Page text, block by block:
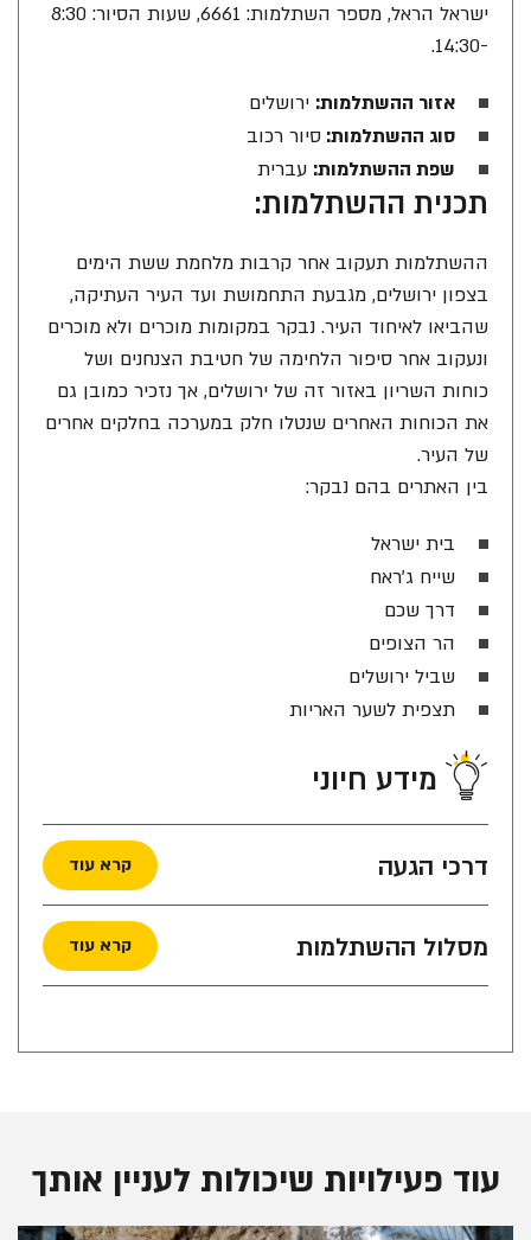
ישראל הראל, מספר השתלמות: 6661, שעות הסיור: 8:30
-14:30.
אזור ההשתלמות: ירושלים
סוג ההשתלמות: סיור רכוב
שפת ההשתלמות: עברית
תכנית ההשתלמות:
ההשתלמות תעקוב אחר קרבות מלחמת ששת הימים
בצפון ירושלים, מגבעת התחמושת ועד העיר העתיקה,
שהביאו לאיחוד העיר. נבקר במקומות מוכרים ולא מוכרים
ונעקוב אחר סיפור הלחימה של חטיבת הצנחנים ושל
כוחות השריון באזור זה של ירושלים, אך נזכיר כמובן גם
את הכוחות האחרים שנטלו חלק במערכה בחלקים אחרים
של העיר.
בין האתרים בהם נבקר:
בית ישראל
שייח ג'ראח
דרך שכם
הר הצופים
שביל ירושלים
תצפית לשער האריות
מידע חיוני
דרכי הגעה קרא עוד
מסלול ההשתלמות קרא עוד
עוד פעילויות שיכולות לעניין אותך